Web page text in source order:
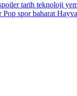
tarih teknoloji
Pop sporbaharat